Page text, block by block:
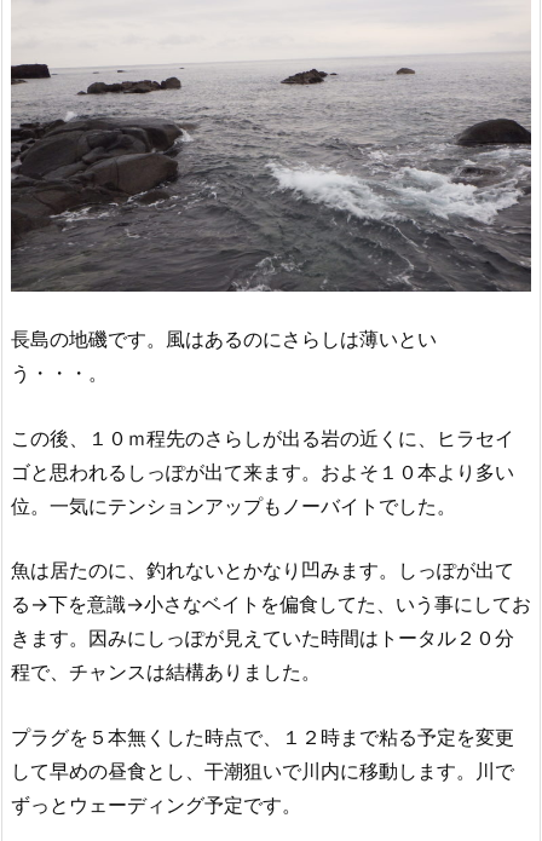
長島の地磯です。風はあるのにさらしは薄いとい
う・・・。
この後、１０ｍ程先のさらしが出る岩の近くに、ヒラセイ
ゴと思われるしっぽが出て来ます。およそ１０本より多い
位。一気にテンションアップもノーバイトでした。
魚は居たのに、釣れないとかなり凹みます。しっぽが出て
る→下を意識→小さなベイトを偏食してた、いう事にしてお
きます。因みにしっぽが見えていた時間はトータル２０分
程で、チャンスは結構ありました。
プラグを５本無くした時点で、１２時まで粘る予定を変更
して早めの昼食とし、干潮狙いで川内に移動します。川で
ずっとウェーディング予定です。